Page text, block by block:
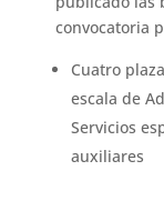
convocatoria
Cuatro
escala de
Servicios
auxiliares